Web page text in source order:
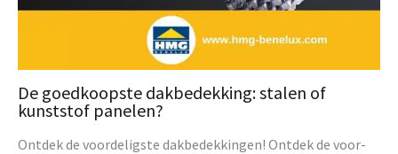
De goedkoopste dakbedekking: stalen of
kunststof panelen?
Ontdek de voordeligste dakbedekkingen! Ontdek de voor-